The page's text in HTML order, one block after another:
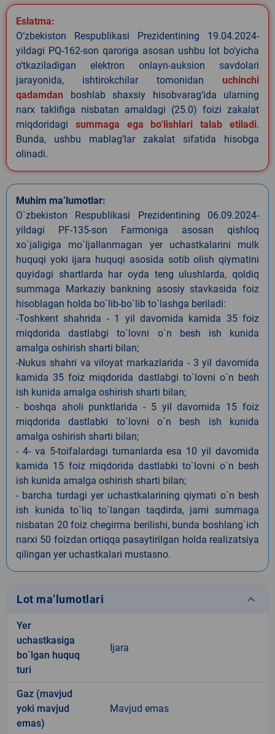
Eslatma:
O‘zbekiston Respublikasi Prezidentining 19.04.2024-
yildagi PQ-162-son qaroriga asosan ushbu lot bo‘yicha
o‘tkaziladigan elektron onlayn-auksion savdolari
jarayonida, ishtirokchilar tomonidan uchinchi
qadamdan boshlab shaxsiy hisobvarag‘ida ularning
narx taklifiga nisbatan amaldagi (25.0) foizi zakalat
miqdoridagi summaga ega bo‘lishlari talab etiladi.
Bunda, ushbu mablag‘lar zakalat sifatida hisobga
olinadi.
Muhim ma’lumotlar:
O`zbekiston Respublikasi Prezidentining 06.09.2024-
yildagi PF-135-son Farmoniga asosan qishloq
xo`jaligiga mo`ljallanmagan yer uchastkalarini mulk
huquqi yoki ijara huquqi asosida sotib olish qiymatini
quyidagi shartlarda har oyda teng ulushlarda, qoldiq
summaga Markaziy bankning asosiy stavkasida foiz
hisoblagan holda bo`lib-bo`lib to`lashga beriladi:
-Toshkent shahrida - 1 yil davomida kamida 35 foiz
miqdorida dastlabgi to`lovni o`n besh ish kunida
amalga oshirish sharti bilan;
-Nukus shahri va viloyat markazlarida - 3 yil davomida
kamida 35 foiz miqdorida dastlabgi to`lovni o`n besh
ish kunida amalga oshirish sharti bilan;
- boshqa aholi punktlarida - 5 yil davomida 15 foiz
miqdorida dastlabki to`lovni o`n besh ish kunida
amalga oshirish sharti bilan;
- 4- va 5-toifalardagi tumanlarda esa 10 yil davomida
kamida 15 foiz miqdorida dastlabki to`lovni o`n besh
ish kunida amalga oshirish sharti bilan;
- barcha turdagi yer uchastkalarining qiymati o`n besh
ish kunida to`liq to`langan taqdirda, jami summaga
nisbatan 20 foiz chegirma berilishi, bunda boshlang`ich
narxi 50 foizdan ortiqqa pasaytirilgan holda realizatsiya
qilingan yer uchastkalari mustasno.
Lot ma’lumotlari keyboard_arrow_down
Yer
uchastkasiga
bo`lgan huquq
turi
Ijara
Gaz (mavjud
yoki mavjud
emas)
Mavjud emas